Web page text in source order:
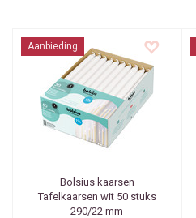
Aanbieding
Bolsius kaarsen
Tafelkaarsen wit 50 stuks
290/22 mm